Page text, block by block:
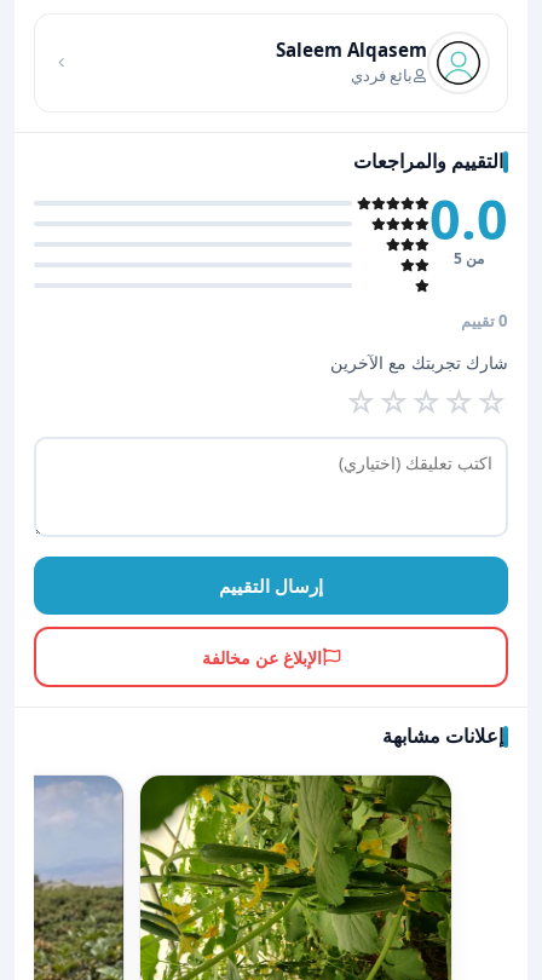
Saleem Alqasem
بائع فردي
التقييم والمراجعات
0.0
من 5
0 تقييم
شارك تجربتك مع الآخرين
☆
☆
☆
☆
☆
إرسال التقييم
الإبلاغ عن مخالفة
إعلانات مشابهة